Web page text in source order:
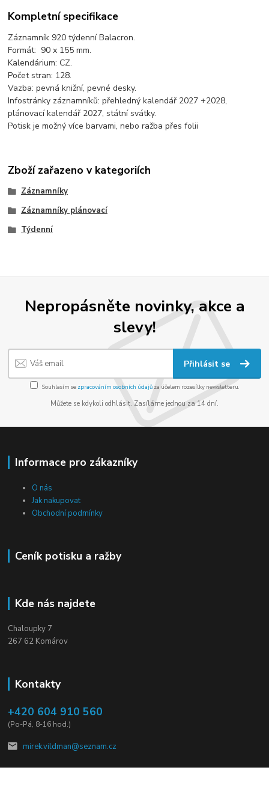
Kompletní specifikace
Záznamník 920 týdenní Balacron.
Formát: 90 x 155 mm.
Kalendárium: CZ.
Počet stran: 128.
Vazba: pevná knižní, pevné desky.
Infostránky záznamníků: přehledný kalendář 2027 +2028,
plánovací kalendář 2027, státní svátky.
Potisk je možný více barvami, nebo ražba přes folii
Zboží zařazeno v kategoriích
Záznamníky
Záznamníky plánovací
Týdenní
Nepropásněte novinky, akce a
slevy!
Přihlásit se
Souhlasím se zpracováním osobních údajůza účelem rozesílky newsletteru.
Můžete se kdykoli odhlásit. Zasíláme jednou za 14 dní.
Informace pro zákazníky
O nás
Jak nakupovat
Obchodní podmínky
Ceník potisku a ražby
Kde nás najdete
Chaloupky 7
267 62 Komárov
Kontakty
+420 604 910 560
(Po-Pá, 8-16 hod.)
mirek.vildman@seznam.cz